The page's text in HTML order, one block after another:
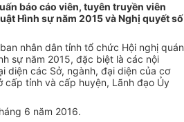
báo cáo viên, tuyên truyền viên
Hình sự năm 2015 và Nghị quyết số
nhân dân tỉnh tổ chức Hội nghị quán
sự năm 2015, đặc biệt là các nội
diện các Sở, ngành, đại diện của cơ
cấp tỉnh và cấp huyện, Lãnh đạo Ủy
6 năm 2016.